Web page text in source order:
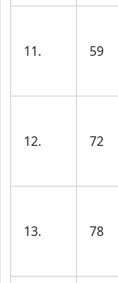
11. 59
12. 72
13. 78